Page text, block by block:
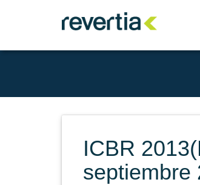
ICBR
septiembre